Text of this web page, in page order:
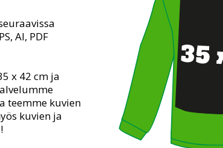
AI, PDF
x 42 cm ja
teemme kuvien
kuvien ja